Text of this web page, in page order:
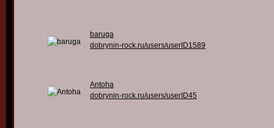
baruga
dobrynin-rock.ru/users/userID1589
Antoha
dobrynin-rock.ru/users/userID45